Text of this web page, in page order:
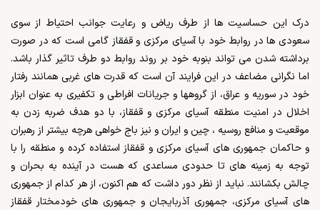
درک این حساسیت ها از طرف ریاض و رعایت جوانب احتیاط از سوی
سعودی ها در روابط خود با آسیای مرکزی و قفقاز گامی است که در صورت
برداشته شدن می تواند بنوبه خود بر روند روابط دو طرف تاثیر گذار باشد.
اما نگرانی مضاعف در این فرایند آن است که قدرت های غربی همانند رفتار
خود در سوریه و عراق، از گروهها و جریانات افراطی و تکفیری به عنوان ابزار
اخلال در امنیت منطقه آسیای مرکزی و قفقاز، با دو هدف ضربه زدن به
موقعیت و منافع روسیه ، چین و ایران و نیز باج خواهی هرچه بیشتر از رهبران
و حاکمان جمهوری های آسیای مرکزی و قفقاز استفاده کرده و منطقه را با
توجه به زمینه های تا حدودی مساعدی که هست در آینده به بحران و
چالش بکشانند. نباید از نظر دور داشت که هم اکنون، از هر کدام از جمهوری
های آسیای مرکزی، جمهوری آذربایجان و جمهوری های خودمختار قفقاز